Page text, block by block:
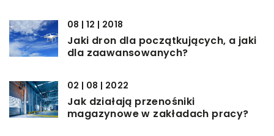
08 | 12 | 2018
Jaki dron dla początkujących, a jaki
dla zaawansowanych?
02 | 08 | 2022
Jak działają przenośniki
magazynowe w zakładach pracy?